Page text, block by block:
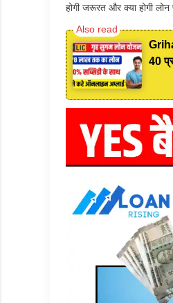
होगी जरूरत और क्या होगी लोन
40